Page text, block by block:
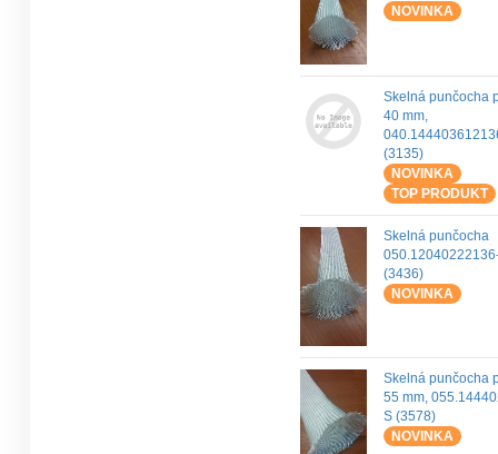
NOVINKA
Skelná punčocha
40 mm,
(3135)
NOVINKA
TOP PRODUKT
Skelná punčocha
(3436)
NOVINKA
Skelná punčocha
55 mm,
S (3578)
NOVINKA